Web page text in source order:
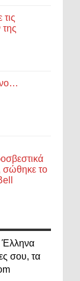
σώθηκε το
Έλληνα
σου, τα